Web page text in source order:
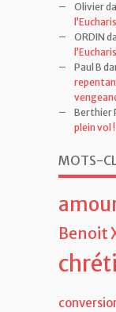
Olivier
ORDIN
Paul B
Berthier
plein vol !
MOTS-
Benoit